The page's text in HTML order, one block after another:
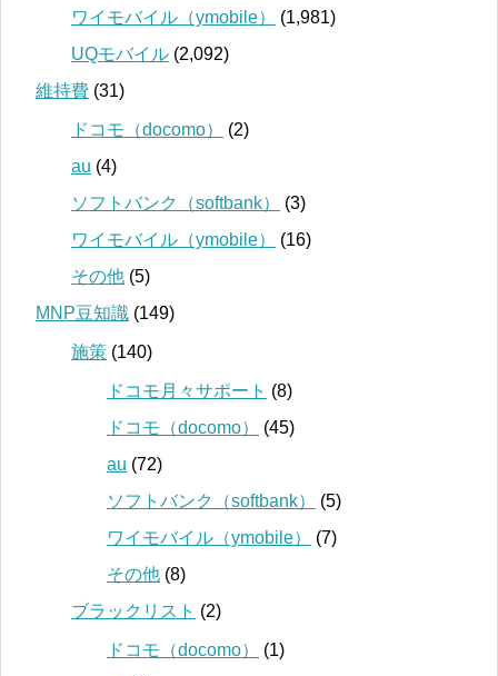
ワイモバイル（ymobile）
(1,981)
UQモバイル (2,092)
維持費 (31)
ドコモ（docomo）
(2)
au (4)
ソフトバンク（softbank）
(3)
ワイモバイル（ymobile）
(16)
その他 (5)
MNP豆知識 (149)
施策 (140)
ドコモ月々サポート (8)
ドコモ（docomo）
(45)
au (72)
ソフトバンク（softbank）
(5)
ワイモバイル（ymobile）
(7)
その他 (8)
ブラックリスト (2)
ドコモ（docomo）
(1)